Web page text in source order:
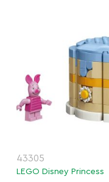
43305
LEGO Disney Princess